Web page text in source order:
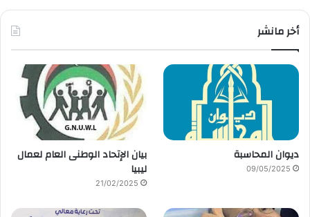
أخر مانشر
ديوان المحاسبة
09/05/2025
بيان الإتحاد الوطنى العام لعمال
ليبيا
21/02/2025